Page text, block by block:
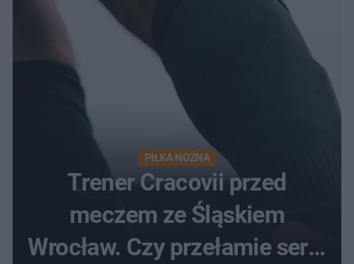
PIŁKA NOŻNA
Trener Cracovii przed
meczem ze Śląskiem
Wrocław. Czy przełamie serię